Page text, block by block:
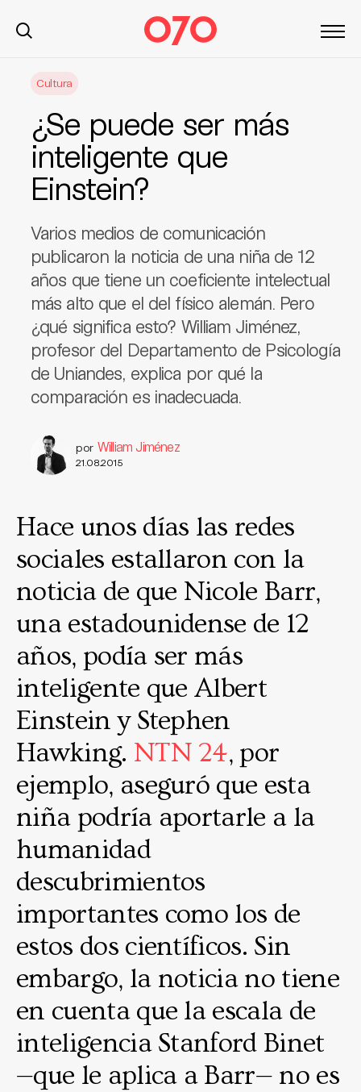
Cultura
¿Se puede ser más
inteligente que
Einstein?
Varios medios de comunicación
publicaron la noticia de una niña de 12
años que tiene un coeficiente intelectual
más alto que el del físico alemán. Pero
¿qué significa esto? William Jiménez,
profesor del Departamento de Psicología
de Uniandes, explica por qué la
comparación es inadecuada.
por William Jiménez
21.08.2015
Hace unos días las redes
sociales estallaron con la
noticia de que Nicole Barr,
una estadounidense de 12
años, podía ser más
inteligente que Albert
Einstein y Stephen
Hawking. NTN 24, por
ejemplo, aseguró que esta
niña podría aportarle a la
humanidad
descubrimientos
importantes como los de
estos dos científicos. Sin
embargo, la noticia no tiene
en cuenta que la escala de
inteligencia Stanford Binet
—que le aplica a Barr— no es